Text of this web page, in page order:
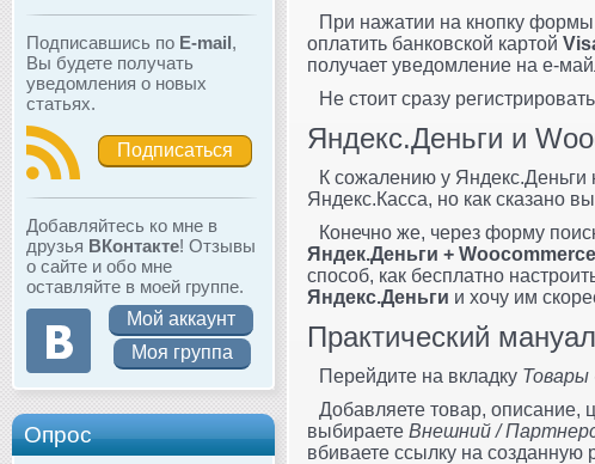
Подписавшись по E-mail,
Вы будете получать
уведомления о новых
статьях.
Подписаться
Добавляйтесь ко мне в
друзья ВКонтакте! Отзывы
о сайте и обо мне
оставляйте в моей группе.
Мой аккаунт
Моя группа
Опрос
При нажатии на кнопку формы
оплатить банковской картой
получает уведомление на е-
Не стоит сразу
Яндекс.Деньги и
К сожалению у Яндекс.Деньги
Яндекс.Касса, но как сказано
Конечно же, через форму
Яндек.Деньги + Woocommerce
способ, как бесплатно
Яндекс.Деньги и хочу им
Практический мануал
Перейдите на вкладку Товары
Добавляете товар, описание,
выбираете Внешний /
вбиваете ссылку на